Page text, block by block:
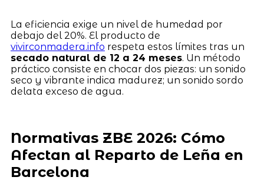
La eficiencia exige un nivel de humedad por
debajo del 20%. El producto de
vivirconmadera.info respeta estos límites tras un
secado natural de 12 a 24 meses. Un método
práctico consiste en chocar dos piezas: un sonido
seco y vibrante indica madurez; un sonido sordo
delata exceso de agua.
Normativas ZBE 2026: Cómo
Afectan al Reparto de Leña en
Barcelona